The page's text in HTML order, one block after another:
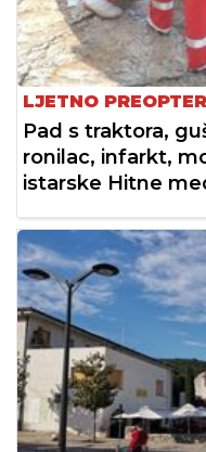
LJETNO
Pad s traktora,
ronilac, infarkt,
istarske Hitne